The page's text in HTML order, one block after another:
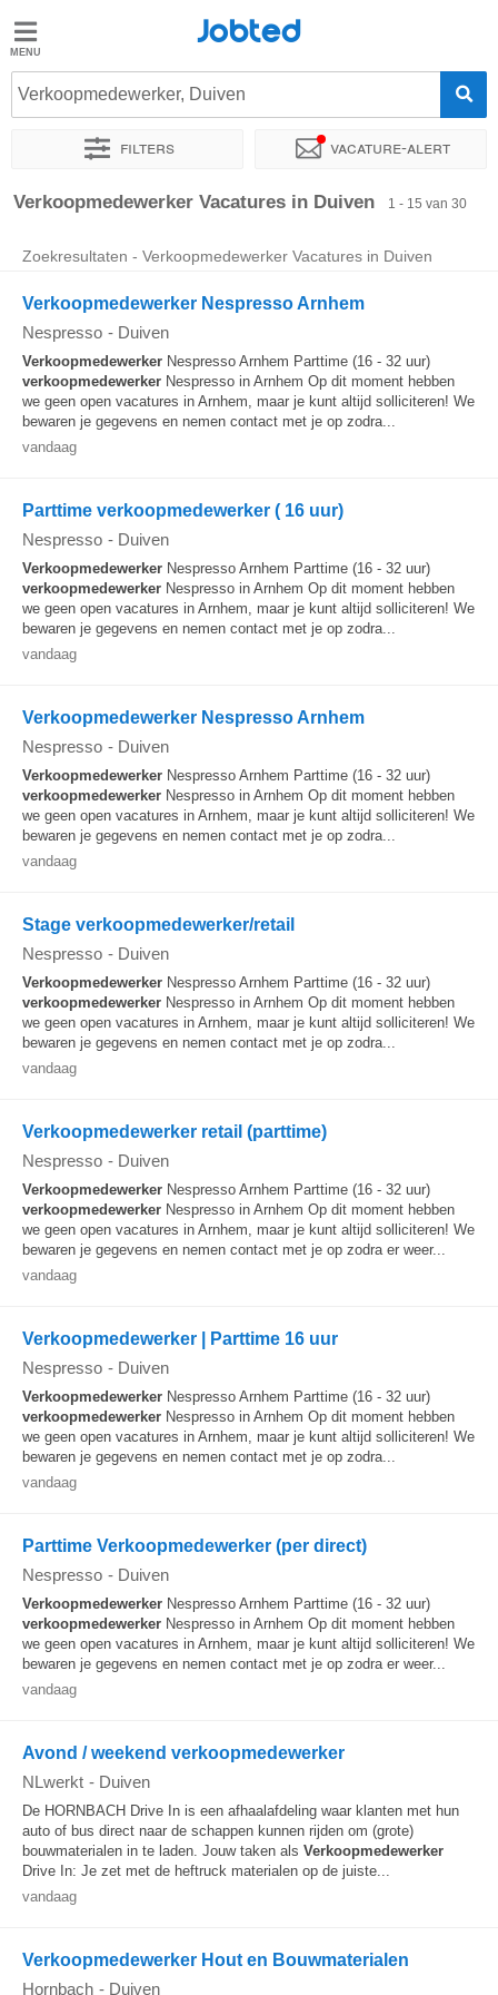
Jobted
Vacatures
Salarissen
Jobted
Verkoopmedewerker, Duiven
Filters Vacature-alert
Sorteer op Exacte locatie Bedrijf Soort dienstverband
Verkoopmedewerker Vacatures in Duiven 1 - 15 van 30
Zoekresultaten - Verkoopmedewerker Vacatures in Duiven
Verkoopmedewerker Nespresso Arnhem
Nespresso - Duiven
Verkoopmedewerker Nespresso Arnhem Parttime (16 - 32 uur)
verkoopmedewerker Nespresso in Arnhem Op dit moment hebben
we geen open vacatures in Arnhem, maar je kunt altijd solliciteren! We
bewaren je gegevens en nemen contact met je op zodra...
vandaag
Parttime verkoopmedewerker ( 16 uur)
Nespresso - Duiven
Verkoopmedewerker Nespresso Arnhem Parttime (16 - 32 uur)
verkoopmedewerker Nespresso in Arnhem Op dit moment hebben
we geen open vacatures in Arnhem, maar je kunt altijd solliciteren! We
bewaren je gegevens en nemen contact met je op zodra...
vandaag
Verkoopmedewerker Nespresso Arnhem
Nespresso - Duiven
Verkoopmedewerker Nespresso Arnhem Parttime (16 - 32 uur)
verkoopmedewerker Nespresso in Arnhem Op dit moment hebben
we geen open vacatures in Arnhem, maar je kunt altijd solliciteren! We
bewaren je gegevens en nemen contact met je op zodra...
vandaag
Stage verkoopmedewerker/retail
Nespresso - Duiven
Verkoopmedewerker Nespresso Arnhem Parttime (16 - 32 uur)
verkoopmedewerker Nespresso in Arnhem Op dit moment hebben
we geen open vacatures in Arnhem, maar je kunt altijd solliciteren! We
bewaren je gegevens en nemen contact met je op zodra...
vandaag
Verkoopmedewerker retail (parttime)
Nespresso - Duiven
Verkoopmedewerker Nespresso Arnhem Parttime (16 - 32 uur)
verkoopmedewerker Nespresso in Arnhem Op dit moment hebben
we geen open vacatures in Arnhem, maar je kunt altijd solliciteren! We
bewaren je gegevens en nemen contact met je op zodra er weer...
vandaag
Verkoopmedewerker | Parttime 16 uur
Nespresso - Duiven
Verkoopmedewerker Nespresso Arnhem Parttime (16 - 32 uur)
verkoopmedewerker Nespresso in Arnhem Op dit moment hebben
we geen open vacatures in Arnhem, maar je kunt altijd solliciteren! We
bewaren je gegevens en nemen contact met je op zodra...
vandaag
Parttime Verkoopmedewerker (per direct)
Nespresso - Duiven
Verkoopmedewerker Nespresso Arnhem Parttime (16 - 32 uur)
verkoopmedewerker Nespresso in Arnhem Op dit moment hebben
we geen open vacatures in Arnhem, maar je kunt altijd solliciteren! We
bewaren je gegevens en nemen contact met je op zodra er weer...
vandaag
Avond / weekend verkoopmedewerker
NLwerkt - Duiven
De HORNBACH Drive In is een afhaalafdeling waar klanten met hun
auto of bus direct naar de schappen kunnen rijden om (grote)
bouwmaterialen in te laden. Jouw taken als Verkoopmedewerker
Drive In: Je zet met de heftruck materialen op de juiste...
vandaag
Verkoopmedewerker Hout en Bouwmaterialen
Hornbach - Duiven